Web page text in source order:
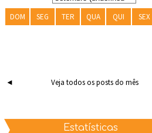
DOM SEG TER QUA QUI SEX
◄ Veja todos os posts do mês
Estatísticas